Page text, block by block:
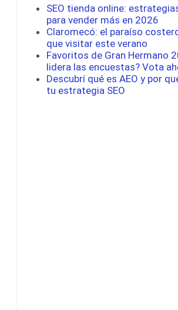
SEO tienda online:
para vender más en 2026
Claromecó: el paraíso
que visitar este verano
Favoritos de Gran Hermano
lidera las encuestas? Vota
Descubrí qué es AEO y por
tu estrategia SEO